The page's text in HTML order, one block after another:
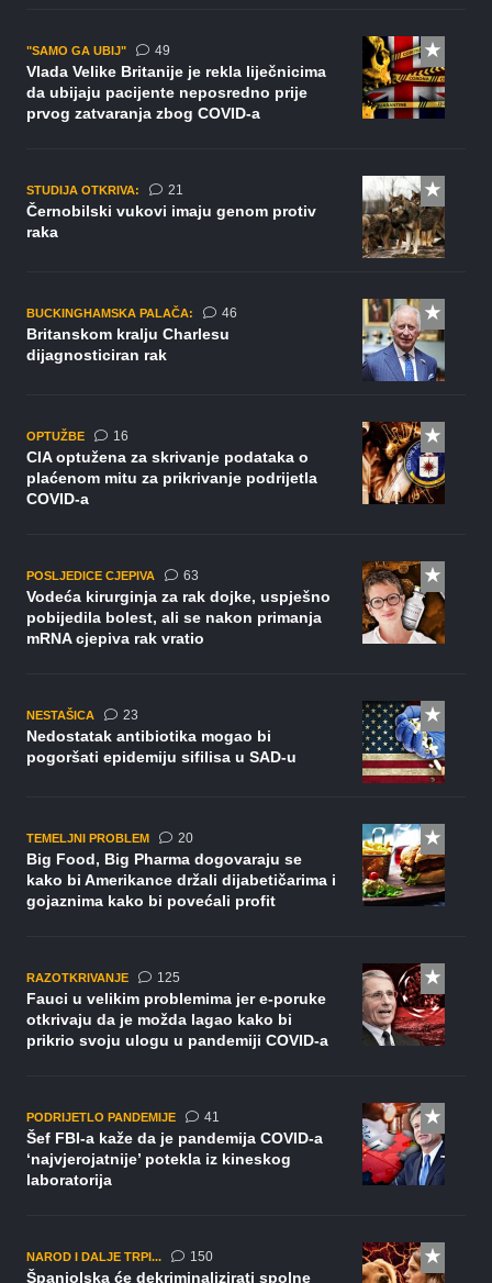
"SAMO GA UBIJ" 49komentara
Vlada Velike Britanije je rekla liječnicima
da ubijaju pacijente neposredno prije
prvog zatvaranja zbog COVID-a
STUDIJA OTKRIVA: 21
Černobilski vukovi imaju genom protiv
raka
BUCKINGHAMSKA PALAČA: 46komentara
Britanskom kralju Charlesu
dijagnosticiran rak
OPTUŽBE 16komentara
CIA optužena za skrivanje podataka o
plaćenom mitu za prikrivanje podrijetla
COVID-a
POSLJEDICE CJEPIVA 63komentara
Vodeća kirurginja za rak dojke, uspješno
pobijedila bolest, ali se nakon primanja
mRNA cjepiva rak vratio
NESTAŠICA 23komentara
Nedostatak antibiotika mogao bi
pogoršati epidemiju sifilisa u SAD-u
TEMELJNI PROBLEM 20komentara
Big Food, Big Pharma dogovaraju se
kako bi Amerikance držali dijabetičarima i
gojaznima kako bi povećali profit
RAZOTKRIVANJE 125komentara
Fauci u velikim problemima jer e-poruke
otkrivaju da je možda lagao kako bi
prikrio svoju ulogu u pandemiji COVID-a
PODRIJETLO PANDEMIJE 41
Šef FBI-a kaže da je pandemija COVID-a
‘najvjerojatnije’ potekla iz kineskog
laboratorija
NAROD I DALJE TRPI... 150komentara
Španjolska će dekriminalizirati spolne